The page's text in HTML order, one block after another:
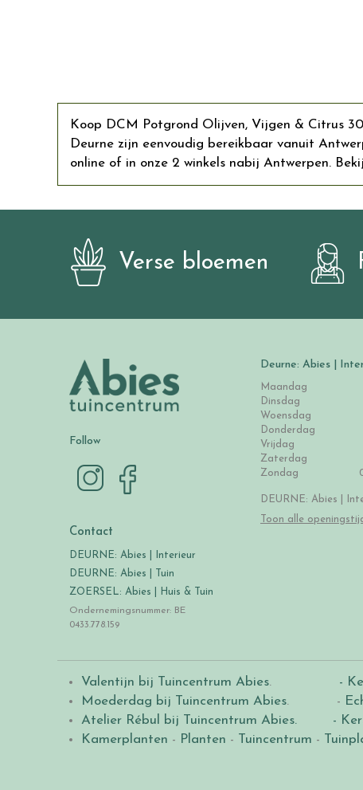
Koop DCM Potgrond Olijven, Vijgen & Citrus
Deurne zijn eenvoudig bereikbaar vanuit
online of in onze 2 winkels nabij Antwerpen.
Verse bloemen
Follow
Contact
DEURNE: Abies | Interieur
DEURNE: Abies | Tuin
ZOERSEL: Abies | Huis & Tuin
Ondernemingsnummer: BE
0433.778.159
Deurne: Abies |
Maandag
Dinsdag
Woensdag
Donderdag
Vrijdag
Zaterdag
Zondag
DEURNE: Abies |
Toon alle
Valentijn bij Tuincentrum Abies.
-
Moederdag bij Tuincentrum Abies. -
Atelier Rébul bij Tuincentrum Abies.
-
Kamerplanten - Planten - Tuincentrum -